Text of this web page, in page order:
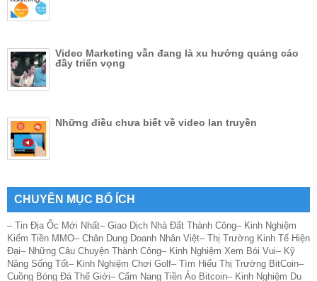
Video Marketing vẫn đang là xu hướng quảng cáo
đầy triển vọng
Những điều chưa biết về video lan truyền
CHUYÊN MỤC BỔ ÍCH
– Tin Địa Ốc Mới Nhất– Giao Dịch Nhà Đất Thành Công– Kinh Nghiệm
Kiếm Tiền MMO– Chân Dung Doanh Nhân Việt– Thị Trường Kinh Tế Hiện
Đại– Những Câu Chuyện Thành Công– Kinh Nghiệm Xem Bói Vui– Kỹ
Năng Sống Tốt– Kinh Nghiệm Chơi Golf– Tìm Hiểu Thị Trường BitCoin–
Cuồng Bóng Đá Thế Giới– Cẩm Nang Tiền Ảo Bitcoin– Kinh Nghiệm Du